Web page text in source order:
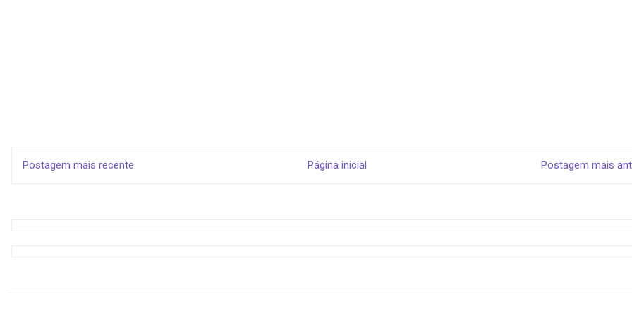
Postagem mais recente Postagem mais
Página inicial